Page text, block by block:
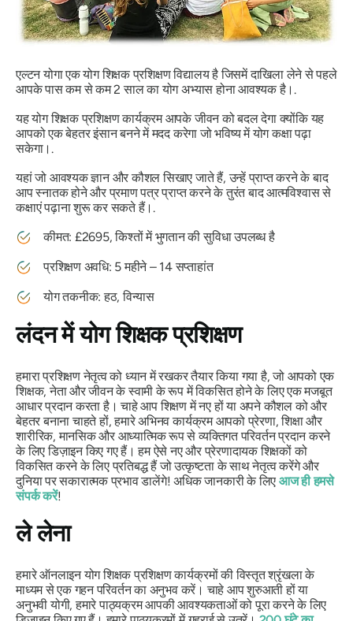
एल्टन योगा एक योग शिक्षक प्रशिक्षण विद्यालय है जिसमें दाखिला लेने से पहले
आपके पास कम से कम 2 साल का योग अभ्यास होना आवश्यक है।.
यह योग शिक्षक प्रशिक्षण कार्यक्रम आपके जीवन को बदल देगा क्योंकि यह
आपको एक बेहतर इंसान बनने में मदद करेगा जो भविष्य में योग कक्षा पढ़ा
सकेगा।.
यहां जो आवश्यक ज्ञान और कौशल सिखाए जाते हैं, उन्हें प्राप्त करने के बाद
आप स्नातक होने और प्रमाण पत्र प्राप्त करने के तुरंत बाद आत्मविश्वास से
कक्षाएं पढ़ाना शुरू कर सकते हैं।.
कीमत: £2695, किश्तों में भुगतान की सुविधा उपलब्ध है
प्रशिक्षण अवधि: 5 महीने – 14 सप्ताहांत
योग तकनीक: हठ, विन्यास
लंदन में योग शिक्षक प्रशिक्षण
हमारा प्रशिक्षण नेतृत्व को ध्यान में रखकर तैयार किया गया है, जो आपको एक
शिक्षक, नेता और जीवन के स्वामी के रूप में विकसित होने के लिए एक मजबूत
आधार प्रदान करता है। चाहे आप शिक्षण में नए हों या अपने कौशल को और
बेहतर बनाना चाहते हों, हमारे अभिनव कार्यक्रम आपको प्रेरणा, शिक्षा और
शारीरिक, मानसिक और आध्यात्मिक रूप से व्यक्तिगत परिवर्तन प्रदान करने
के लिए डिज़ाइन किए गए हैं। हम ऐसे नए और प्रेरणादायक शिक्षकों को
विकसित करने के लिए प्रतिबद्ध हैं जो उत्कृष्टता के साथ नेतृत्व करेंगे और
दुनिया पर सकारात्मक प्रभाव डालेंगे! अधिक जानकारी के लिए आज ही हमसे
संपर्क करें!
ले लेना
हमारे ऑनलाइन योग शिक्षक प्रशिक्षण कार्यक्रमों की विस्तृत श्रृंखला के
माध्यम से एक गहन परिवर्तन का अनुभव करें। चाहे आप शुरुआती हों या
अनुभवी योगी, हमारे पाठ्यक्रम आपकी आवश्यकताओं को पूरा करने के लिए